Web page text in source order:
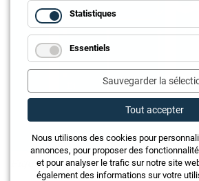
Figure 3 : c
Statistiques
Essentiels
Sauvegarder la
Tout accepter
Nous utilisons des cookies pour
annonces, pour proposer des
et pour analyser le trafic sur notre site
également des informations sur votre